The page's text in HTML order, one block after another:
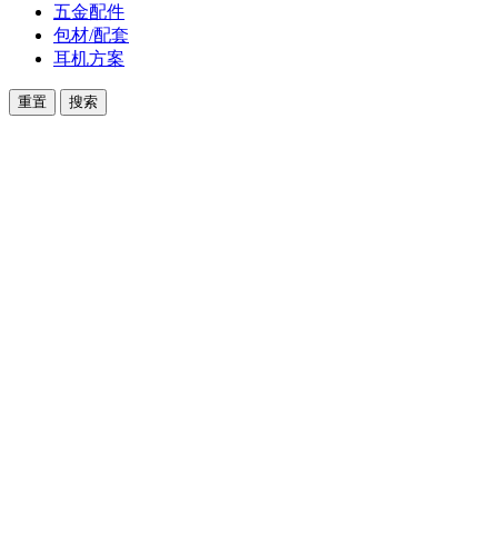
五金配件
包材/配套
耳机方案